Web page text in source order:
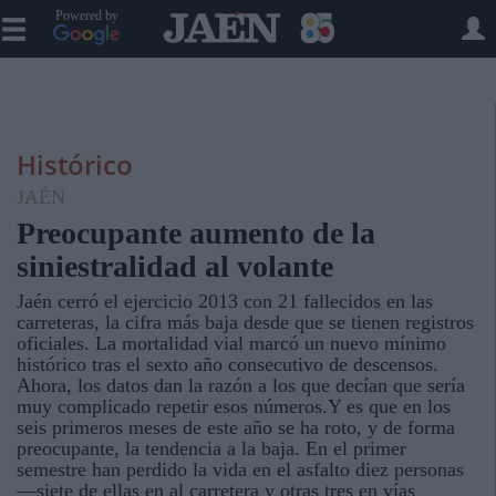
Powered by
Histórico
JAÉN
Preocupante aumento de la
siniestralidad al volante
Jaén cerró el ejercicio 2013 con 21 fallecidos en las
carreteras, la cifra más baja desde que se tienen registros
oficiales. La mortalidad vial marcó un nuevo mínimo
histórico tras el sexto año consecutivo de descensos.
Ahora, los datos dan la razón a los que decían que sería
muy complicado repetir esos números.Y es que en los
seis primeros meses de este año se ha roto, y de forma
preocupante, la tendencia a la baja. En el primer
semestre han perdido la vida en el asfalto diez personas
—siete de ellas en al carretera y otras tres en vías